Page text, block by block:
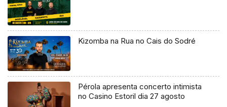
Kizomba na Rua no Cais do Sodré
Pérola apresenta concerto intimista
no Casino Estoril dia 27 agosto